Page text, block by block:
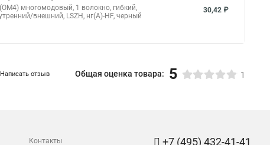
12 волокон, самонесущий FO-FTTH-IN-
одномодовый, 12 волокон, самонесущий, со
прокладки, LSZH, –30°C – +70°C, черный
1 волокно, FO-AWS2-IN/OUT-504-1-LSZH-BK